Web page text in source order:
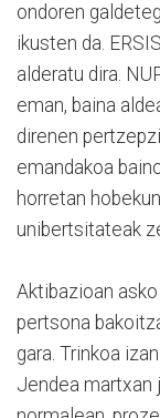
ondoren
ikusten da.
alderatu dira.
eman, baina
direnen
emandakoa
horretan
unibertsitateak
Aktibazioan asko
pertsona
gara. Trinkoa
Jendea martxan